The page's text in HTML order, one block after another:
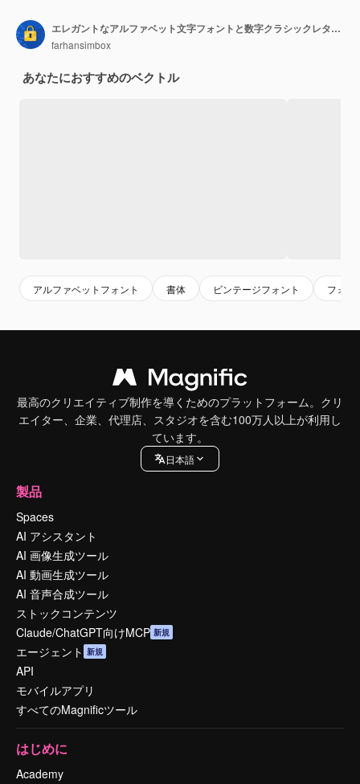
エレガントなアルファベット文字フォントと数字クラシックレタリング最小限のファッションデザインタイポグラフィモード
farhansimbox
あなたにおすすめのベクトル
アルファベットフォント 書体 ビンテージフォント フォン
最高のクリエイティブ制作を導くためのプラットフォーム。クリ
エイター、企業、代理店、スタジオを含む100万人以上が利用し
ています。
日本語
製品
Spaces
AI アシスタント
AI 画像生成ツール
AI 動画生成ツール
AI 音声合成ツール
ストックコンテンツ
Claude/ChatGPT向けMCP 新規
エージェント 新規
API
モバイルアプリ
すべてのMagnificツール
はじめに
Academy